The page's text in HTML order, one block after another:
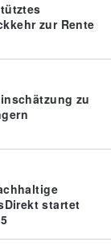
zur Rente
zu
startet